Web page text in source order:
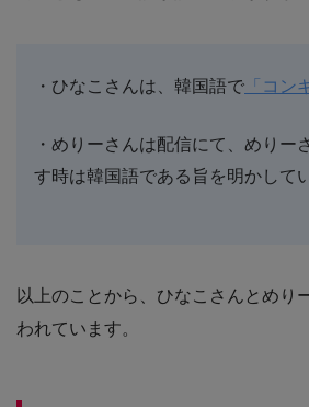
・ひなこさんは、韓国語で 「コン
・めりーさんは配信にて、めりー
す時は韓国語である旨を明かして
以上のことから、ひなこさんとめり
われています。